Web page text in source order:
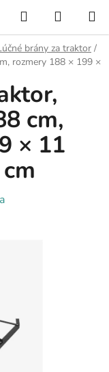
Hľadať
KOŠÍK
brány za traktor /
rozmery 188 × 199 ×
cm,
× 11